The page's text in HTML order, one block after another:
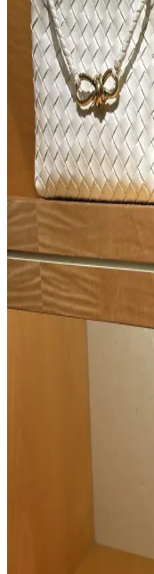
Opus Emiliano
El İşçiliğinin Özgün
Opus Emiliano'nun
tasarımı ve yüksek
koleksiyon değeri
Vestiaire
Sahtecilik ve
Vestiaire Collective, lüks
sorunları ve
yasaklanmasıyla karşı
doğrulama süreçleri
Gucci Jackie
Deri Kalitesi ve
Gucci Jackie çantanın
yumuşak keçi iç derisiyle
uniseks kullanım imkanı
Çanta Kalitesi ve
Gerçek Kalite
çoğunlukla marka
ve Marka Değerinin